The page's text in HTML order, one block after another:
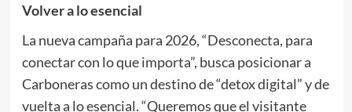
Volver a lo esencial
La nueva campaña para 2026, “Desconecta, para
conectar con lo que importa”, busca posicionar a
Carboneras como un destino de “detox digital” y de
vuelta a lo esencial. “Queremos que el visitante